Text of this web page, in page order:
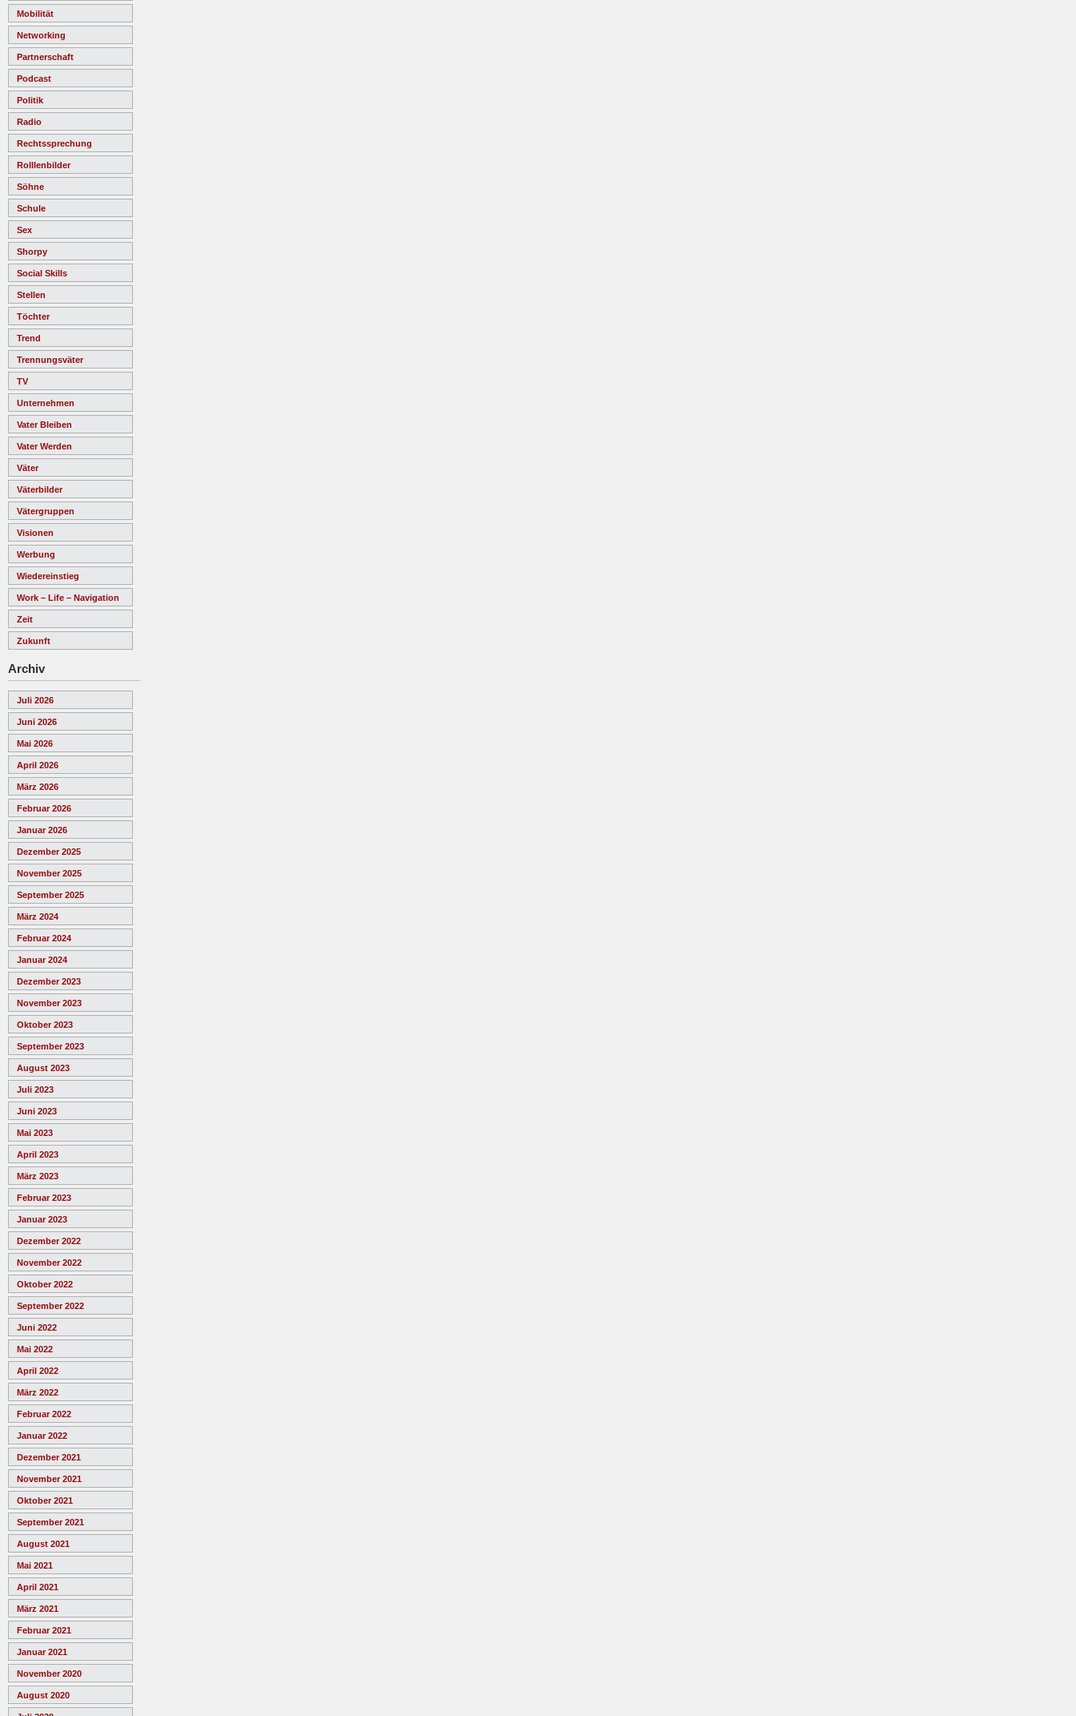
Mobilität
Networking
Partnerschaft
Podcast
Politik
Radio
Rechtssprechung
Rolllenbilder
Söhne
Schule
Sex
Shorpy
Social Skills
Stellen
Töchter
Trend
Trennungsväter
TV
Unternehmen
Vater Bleiben
Vater Werden
Väter
Väterbilder
Vätergruppen
Visionen
Werbung
Wiedereinstieg
Work – Life – Navigation
Zeit
Zukunft
Archiv
Juli 2026
Juni 2026
Mai 2026
April 2026
März 2026
Februar 2026
Januar 2026
Dezember 2025
November 2025
September 2025
März 2024
Februar 2024
Januar 2024
Dezember 2023
November 2023
Oktober 2023
September 2023
August 2023
Juli 2023
Juni 2023
Mai 2023
April 2023
März 2023
Februar 2023
Januar 2023
Dezember 2022
November 2022
Oktober 2022
September 2022
Juni 2022
Mai 2022
April 2022
März 2022
Februar 2022
Januar 2022
Dezember 2021
November 2021
Oktober 2021
September 2021
August 2021
Mai 2021
April 2021
März 2021
Februar 2021
Januar 2021
November 2020
August 2020